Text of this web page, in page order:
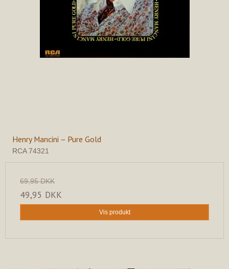
Henry Mancini – Pure Gold
RCA 74321
69,95 DKK
49,95 DKK
Vis produkt